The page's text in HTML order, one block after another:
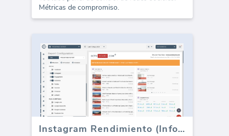
Métricas de compromiso.
Instagram Rendimiento (Informe)